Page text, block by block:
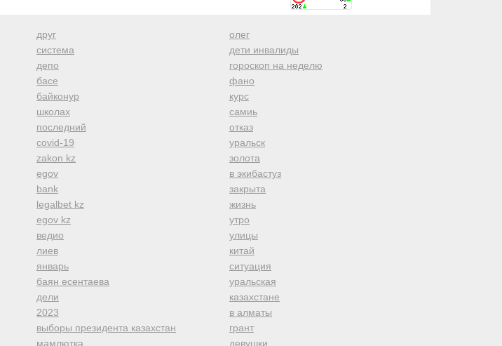
друг
система
депо
басе
байконур
школах
последний
covid-19
zakon kz
egov
bank
legalbet kz
egov kz
ведио
лиев
январь
баян есентаева
дели
2023
выборы президента казахстан
мамлютка
олег
дети инвалиды
гороскоп на неделю
фано
курс
самиь
отказ
уральск
золота
в экибастуз
закрыта
жизнь
утро
улицы
китай
ситуация
уральская
казахстане
в алматы
грант
девушки